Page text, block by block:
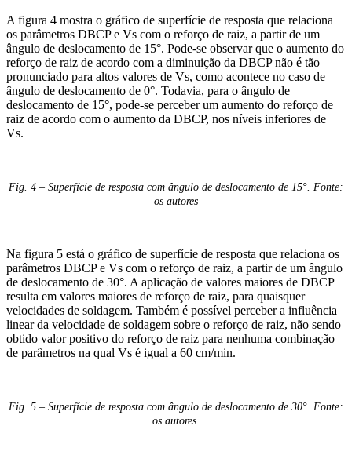
A figura 4 mostra o gráfico de superfície de resposta que relaciona
os parâmetros DBCP e Vs com o reforço de raiz, a partir de um
ângulo de deslocamento de 15°. Pode-se observar que o aumento do
reforço de raiz de acordo com a diminuição da DBCP não é tão
pronunciado para altos valores de Vs, como acontece no caso de
ângulo de deslocamento de 0°. Todavia, para o ângulo de
deslocamento de 15°, pode-se perceber um aumento do reforço de
raiz de acordo com o aumento da DBCP, nos níveis inferiores de
Vs.
Fig. 4 – Superfície de resposta com ângulo de deslocamento de 15°. Fonte:
os autores
Na figura 5 está o gráfico de superfície de resposta que relaciona os
parâmetros DBCP e Vs com o reforço de raiz, a partir de um ângulo
de deslocamento de 30°. A aplicação de valores maiores de DBCP
resulta em valores maiores de reforço de raiz, para quaisquer
velocidades de soldagem. Também é possível perceber a influência
linear da velocidade de soldagem sobre o reforço de raiz, não sendo
obtido valor positivo do reforço de raiz para nenhuma combinação
de parâmetros na qual Vs é igual a 60 cm/min.
Fig. 5 – Superfície de resposta com ângulo de deslocamento de 30°. Fonte:
os autores.